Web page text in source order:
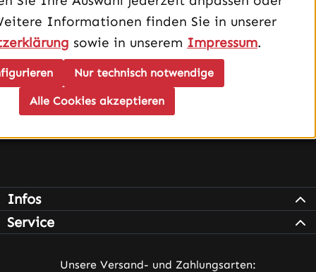
Vertrag widerrufen
Schau auf Instagram vorbei – öffnet in neuem Tab
Sieh dir unsere TikTok-Videos an – öffnet in neuem
Sieh dir unsere Videos auf YouTube an – öffnet
Infos
Service
Unsere Versand- und Zahlungsarten:
Informationen finden Sie in unserer
sowie in unserem Impressum.
Nur technisch notwendige
Alle Cookies akzeptieren